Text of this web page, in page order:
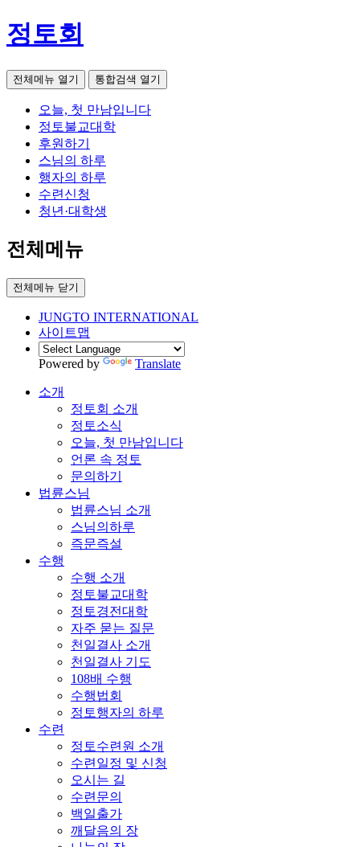
정토회
전체메뉴 열기 통합검색 열기
오늘, 첫 만남입니다
정토불교대학
후원하기
스님의 하루
행자의 하루
수련신청
청년·대학생
전체메뉴
전체메뉴 닫기
JUNGTO INTERNATIONAL
사이트맵
Powered by Translate
소개
정토회 소개
정토소식
오늘, 첫 만남입니다
언론 속 정토
문의하기
법륜스님
법륜스님 소개
스님의하루
즉문즉설
수행
수행 소개
정토불교대학
정토경전대학
자주 묻는 질문
천일결사 소개
천일결사 기도
108배 수행
수행법회
정토행자의 하루
수련
정토수련원 소개
수련일정 및 신청
오시는 길
수련문의
백일출가
깨달음의 장